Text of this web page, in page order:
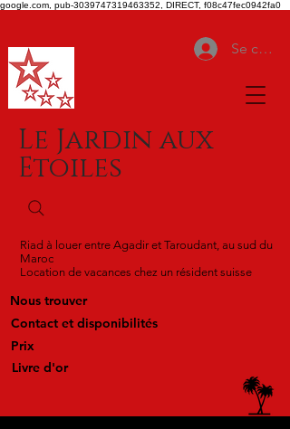
google.com, pub-3039747319463352, DIRECT, f08c47fec0942fa0
Se
Le Jardin aux
Etoiles
Riad à louer entre Agadir et Taroudant, au sud du
Maroc
Location de vacances chez un résident suisse
Nous trouver
Contact et disponibilités
Prix
Livre d'or